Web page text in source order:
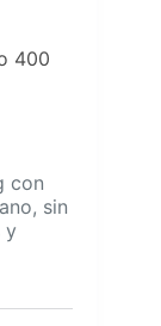
400
con
sin
y